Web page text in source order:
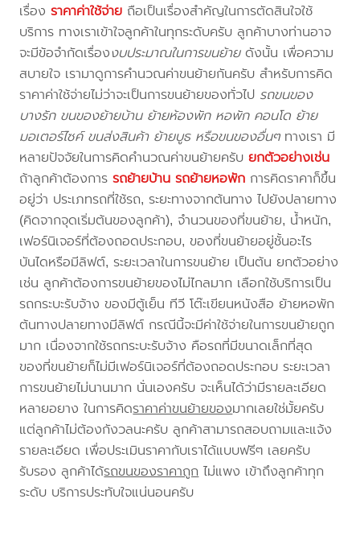
เรื่องราคาค่าใช้จ่าย ถือเป็นเรื่องสำคัญในการตัดสินใจใช้
บริการ ทางเราเข้าใจลูกค้าในทุกระดับครับ ลูกค้าบางท่านอาจ
จะมีข้อจำกัดเรื่องงบประมาณในการขนย้ายดังนั้น เพื่อความ
สบายใจ เรามาดูการคำนวณค่าขนย้ายกันครับ สำหรับการคิด
ราคาค่าใช้จ่ายไม่ว่าจะเป็นการขนย้ายของทั่วไป รถขนของ
บางรัก ขนของย้ายบ้าน ย้ายห้องพัก หอพัก คอนโด ย้าย
มอเตอร์ไซค์ ขนส่งสินค้า ย้ายบูธ หรือขนของอื่นๆทางเรา มี
หลายปัจจัยในการคิดคำนวณค่าขนย้ายครับยกตัวอย่างเช่น
ถ้าลูกค้าต้องการรถย้ายบ้าน รถย้ายหอพัก การคิดราคาก็ขึ้น
อยู่ว่า ประเภทรถที่ใช้รถ, ระยะทางจากต้นทาง ไปยังปลายทาง
(คิดจากจุดเริ่มต้นของลูกค้า), จำนวนของที่ขนย้าย, น้ำหนัก,
เฟอร์นิเจอร์ที่ต้องถอดประกอบ, ของที่ขนย้ายอยู่ชั้นอะไร
บันไดหรือมีลิฟต์, ระยะเวลาในการขนย้าย เป็นต้น ยกตัวอย่าง
เช่น ลูกค้าต้องการขนย้ายของไม่ไกลมาก เลือกใช้บริการเป็น
รถกระบะรับจ้าง ของมีตู้เย็น ทีวี โต๊ะเขียนหนังสือ ย้ายหอพัก
ต้นทางปลายทางมีลิฟต์ กรณีนี้จะมีค่าใช้จ่ายในการขนย้ายถูก
มาก เนื่องจากใช้รถกระบะรับจ้าง คือรถที่มีขนาดเล็กที่สุด
ของที่ขนย้ายก็ไม่มีเฟอร์นิเจอร์ที่ต้องถอดประกอบ ระยะเวลา
การขนย้ายไม่นานมาก นั่นเองครับ จะเห็นได้ว่ามีรายละเอียด
หลายอยาง ในการคิดราคาค่าขนย้ายของมากเลยใช่มั้ยครับ
แต่ลูกค้าไม่ต้องกังวลนะครับ ลูกค้าสามารถสอบถามและแจ้ง
รายละเอียด เพื่อประเมินราคากับเราได้แบบฟรีๆ เลยครับ
รับรอง ลูกค้าได้รถขนของราคาถูกไม่แพง เข้าถึงลูกค้าทุก
ระดับ บริการประทับใจแน่นอนครับ